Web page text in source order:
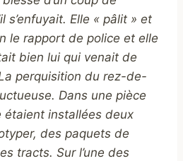
s’enfuyait. Elle « pâlit » et
le rapport de police et elle
bien lui qui venait de
perquisition du rez-de-
Dans une pièce
étaient installées deux
des paquets de
tracts. Sur l’une des